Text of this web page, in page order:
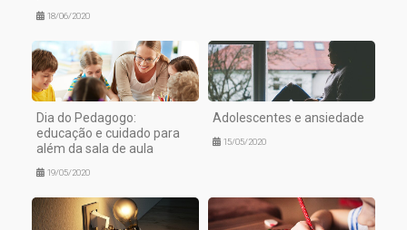
18/06/2020
Dia do Pedagogo:
educação e cuidado para
além da sala de aula
19/05/2020
Adolescentes e ansiedade
15/05/2020